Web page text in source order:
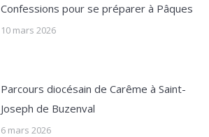
Confessions pour se préparer à Pâques
10 mars 2026
Parcours diocésain de Carême à Saint-
Joseph de Buzenval
6 mars 2026